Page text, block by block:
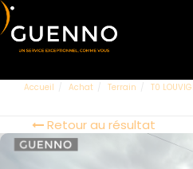
Accueil Achat Terrain T0
Retour au résultat